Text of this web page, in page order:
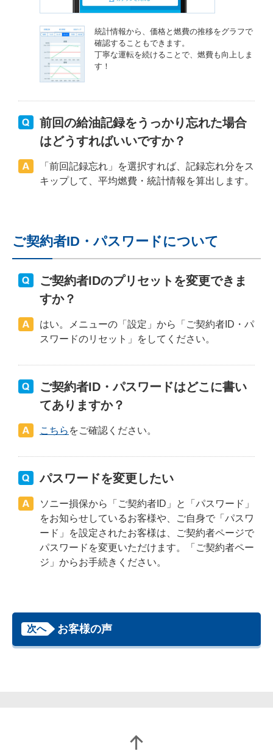
統計情報から、価格と燃費の推移をグラフで
確認することもできます。
丁寧な運転を続けることで、燃費も向上しま
す！
前回の給油記録をうっかり忘れた場合
はどうすればいいですか？
「前回記録忘れ」を選択すれば、記録忘れ分をス
キップして、平均燃費・統計情報を算出します。
ご契約者ID・パスワードについて
ご契約者IDのプリセットを変更できま
すか？
はい。メニューの「設定」から「ご契約者ID・パ
スワードのリセット」をしてください。
ご契約者ID・パスワードはどこに書い
てありますか？
こちら をご確認ください。
パスワードを変更したい
ソニー損保から「ご契約者ID」と「パスワード」
をお知らせしているお客様や、ご自身で「パスワ
ード」を設定されたお客様は、ご契約者ページで
パスワードを変更いただけます。「ご契約者ペー
ジ」からお手続きください。
次へ お客様の声